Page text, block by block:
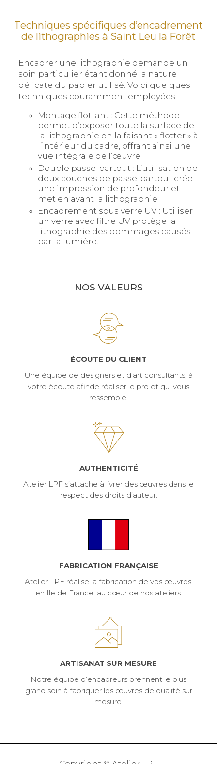
Techniques spécifiques d’encadrement
de lithographies à Saint Leu la Forêt
Encadrer une lithographie demande un
soin particulier étant donné la nature
délicate du papier utilisé. Voici quelques
techniques couramment employées :
Montage flottant : Cette méthode
permet d’exposer toute la surface de
la lithographie en la faisant « flotter » à
l’intérieur du cadre, offrant ainsi une
vue intégrale de l’œuvre.
Double passe-partout : L’utilisation de
deux couches de passe-partout crée
une impression de profondeur et
met en avant la lithographie.
Encadrement sous verre UV : Utiliser
un verre avec filtre UV protège la
lithographie des dommages causés
par la lumière.
NOS VALEURS
ÉCOUTE DU CLIENT
Une équipe de designers et d’art consultants, à
votre écoute afinde réaliser le projet qui vous
ressemble.
AUTHENTICITÉ
Atelier LPF s’attache à livrer des œuvres dans le
respect des droits d’auteur.
FABRICATION FRANÇAISE
Atelier LPF réalise la fabrication de vos œuvres,
en Ile de France, au cœur de nos ateliers.
ARTISANAT SUR MESURE
Notre équipe d’encadreurs prennent le plus
grand soin à fabriquer les œuvres de qualité sur
mesure.